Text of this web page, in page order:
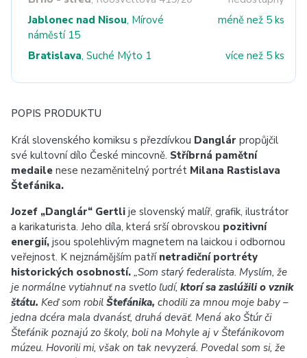
Jablonec nad Nisou, Mírové
náměstí 15
méně než 5 ks
Bratislava, Suché Mýto 1 více než 5 ks
POPIS PRODUKTU
Král slovenského komiksu s přezdívkou Danglár propůjčil
své kultovní dílo České mincovně. Stříbrná pamětní
medaile nese nezaměnitelný portrét Milana Rastislava
Štefánika.
Jozef „Danglár“ Gertli je slovenský malíř, grafik, ilustrátor
a karikaturista. Jeho díla, která srší obrovskou pozitivní
energií, jsou spolehlivým magnetem na laickou i odbornou
veřejnost. K nejznámějším patří netradiční portréty
historických osobností. „Som starý federalista. Myslím, že
je normálne vytiahnuť na svetlo ľudí, ktorí sa zaslúžili o vznik
štátu. Keď som robil Štefánika, chodili za mnou moje baby –
jedna dcéra mala dvanásť, druhá deväť. Mená ako Štúr či
Štefánik poznajú zo školy, boli na Mohyle aj v Štefánikovom
múzeu. Hovorili mi, však on tak nevyzerá. Povedal som si, že